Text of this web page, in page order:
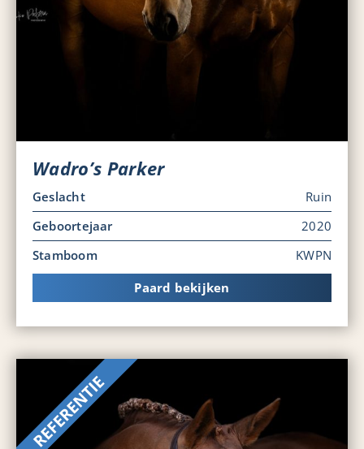
Wadro’s Parker
Geslacht
Ruin
Geboortejaar
2020
Stamboom
KWPN
Paard bekijken